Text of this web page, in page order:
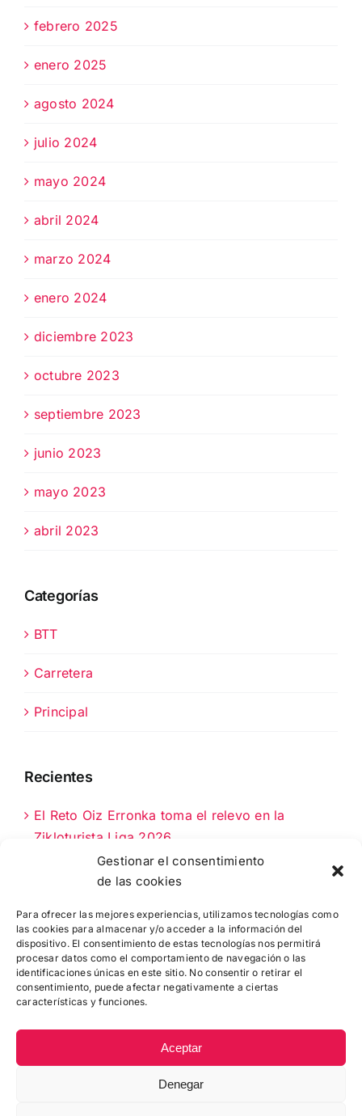
Gestionar el consentimiento
de las cookies
Para ofrecer las mejores experiencias, utilizamos tecnologías como
las cookies para almacenar y/o acceder a la información del
dispositivo. El consentimiento de estas tecnologías nos permitirá
procesar datos como el comportamiento de navegación o las
identificaciones únicas en este sitio. No consentir o retirar el
consentimiento, puede afectar negativamente a ciertas
características y funciones.
Aceptar
Denegar
febrero 2025
enero 2025
agosto 2024
julio 2024
mayo 2024
abril 2024
marzo 2024
enero 2024
diciembre 2023
octubre 2023
septiembre 2023
junio 2023
mayo 2023
abril 2023
Categorías
BTT
Carretera
Principal
Recientes
El Reto Oiz Erronka toma el relevo en la
Zikloturista Liga 2026
La Fernando Astorki 2026: 90 km clave en el
NUEVA OPORTUNIDAD: 50 DORSALES MÁS
PARA LA MTB MARTXA DE MUNGIA
Zikloturistaliga